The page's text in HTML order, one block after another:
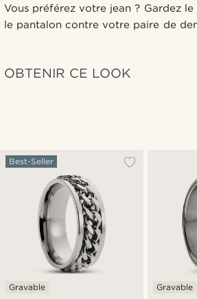
Vous préférez votre jean ? Gardez
le pantalon contre votre paire de
OBTENIR CE LOOK
Best-Seller
Gravable Gravable